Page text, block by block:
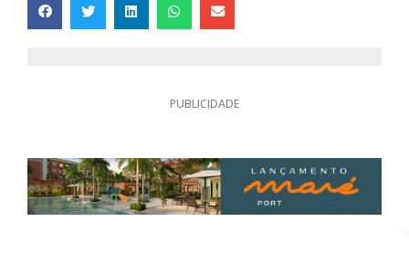
PUBLICIDADE